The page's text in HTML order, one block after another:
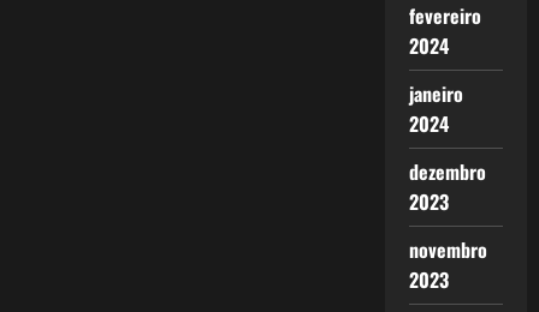
fevereiro
2024
janeiro
2024
dezembro
2023
novembro
2023